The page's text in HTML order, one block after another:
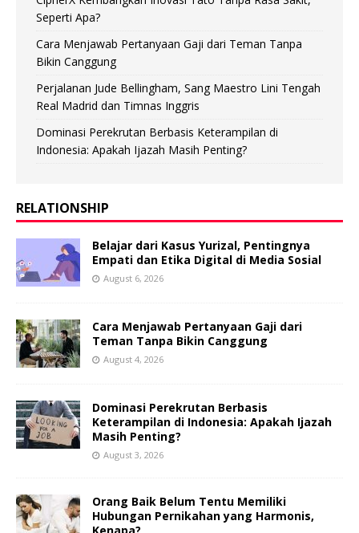
Seperti Apa?
Cara Menjawab Pertanyaan Gaji dari Teman Tanpa
Bikin Canggung
Perjalanan Jude Bellingham, Sang Maestro Lini Tengah
Real Madrid dan Timnas Inggris
Dominasi Perekrutan Berbasis Keterampilan di
Indonesia: Apakah Ijazah Masih Penting?
RELATIONSHIP
Belajar dari Kasus Yurizal, Pentingnya
Empati dan Etika Digital di Media Sosial
August 6, 2026
Cara Menjawab Pertanyaan Gaji dari
Teman Tanpa Bikin Canggung
August 4, 2026
Dominasi Perekrutan Berbasis
Keterampilan di Indonesia: Apakah Ijazah
Masih Penting?
August 3, 2026
Orang Baik Belum Tentu Memiliki
Hubungan Pernikahan yang Harmonis,